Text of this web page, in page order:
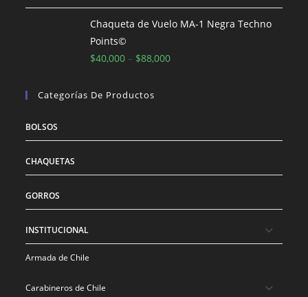
original
era:
actual
es:
Chaqueta de Vuelo MA-1 Negra Techno
Points©
$40,000 – $88,000
Categorías De Productos
BOLSOS
CHAQUETAS
GORROS
INSTITUCIONAL
Armada de Chile
Carabineros de Chile